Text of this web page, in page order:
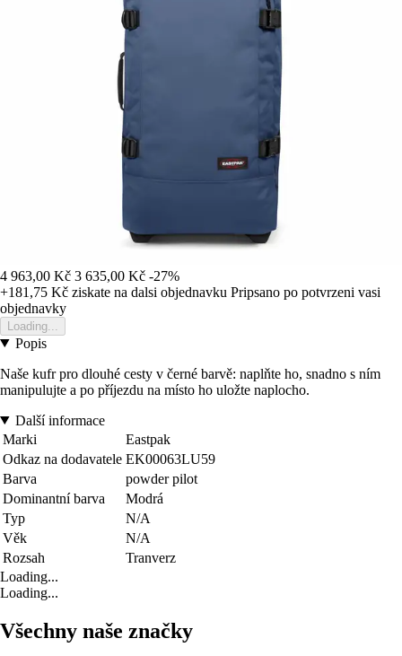
4 963,00 Kč 3 635,00 Kč -27%
+181,75 Kč ziskate na dalsi objednavku Pripsano po potvrzeni vasi
objednavky
Loading...
Popis
Naše kufr pro dlouhé cesty v černé barvě: naplňte ho, snadno s ním
manipulujte a po příjezdu na místo ho uložte naplocho.
Další informace
Marki
Eastpak
Odkaz na dodavatele EK00063LU59
Barva
powder pilot
Dominantní barva
Modrá
Typ
N/A
Věk
N/A
Rozsah
Tranverz
Loading...
Loading...
Všechny naše značky